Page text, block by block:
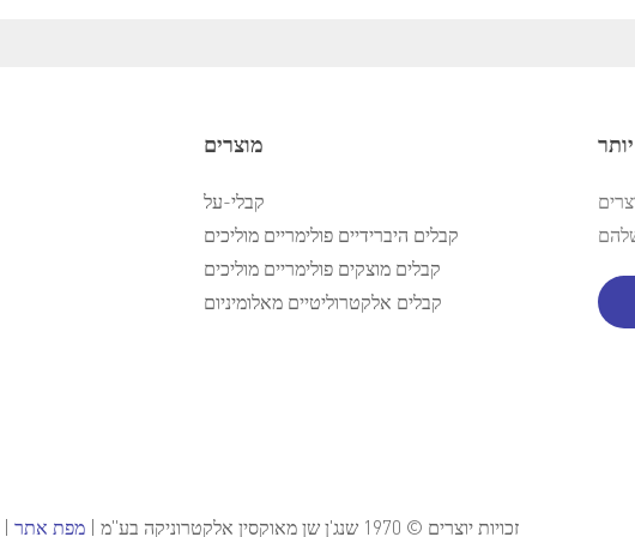
מוצרים
קבלי-על
קבלים היברידיים פולימריים מוליכים
קבלים מוצקים פולימריים מוליכים
קבלים אלקטרוליטיים מאלומיניום
זכויות יוצרים © 1970 שנג'ן שן מאוקסין אלקטרוניקה בע"מ | מפת אתר |